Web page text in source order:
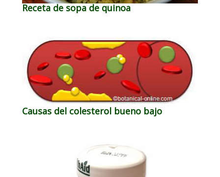
Receta de sopa de quinoa
Causas del colesterol bueno bajo